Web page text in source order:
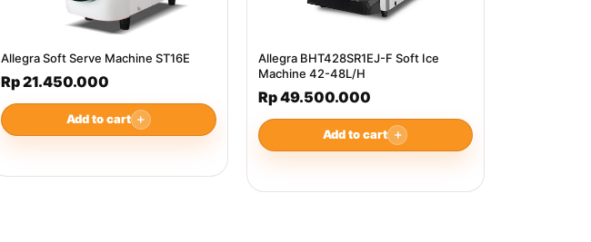
Allegra Soft Serve Machine ST16E
Rp 21.450.000
Add to cart ＋
Allegra BHT428SR1EJ-F Soft Ice
Machine 42-48L/H
Rp 49.500.000
Add to cart ＋